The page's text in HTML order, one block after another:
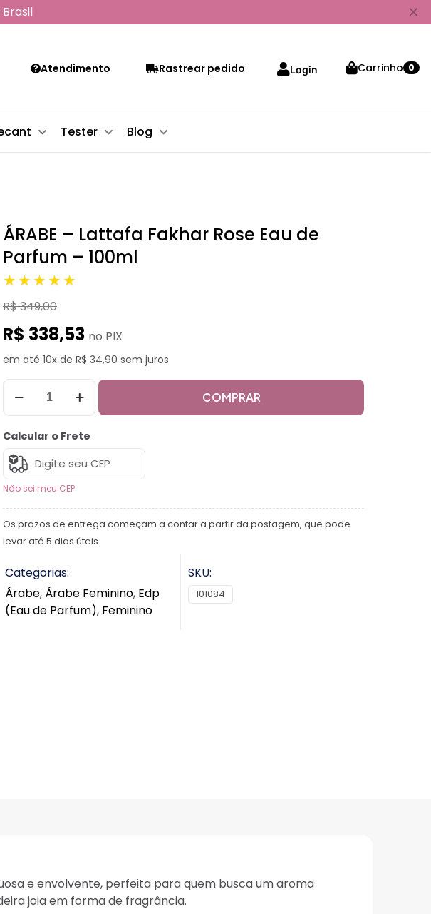
✕
Atendimento Rastrear pedido Login Carrinho 0
Tester Blog
ÁRABE – Lattafa Fakhar Rose Eau de
Parfum – 100ml
★★★★★
R$ 349,00
R$ 338,53 no PIX
em até 10x de R$ 34,90 sem juros
COMPRAR
Calcular o Frete
Não sei meu CEP
Os prazos de entrega começam a contar a partir da postagem, que pode
levar até 5 dias úteis.
Categorias:
Árabe, Árabe Feminino, Edp
(Eau de Parfum), Feminino
SKU:
101084
e envolvente, perfeita para quem busca um aroma
joia em forma de fragrância.